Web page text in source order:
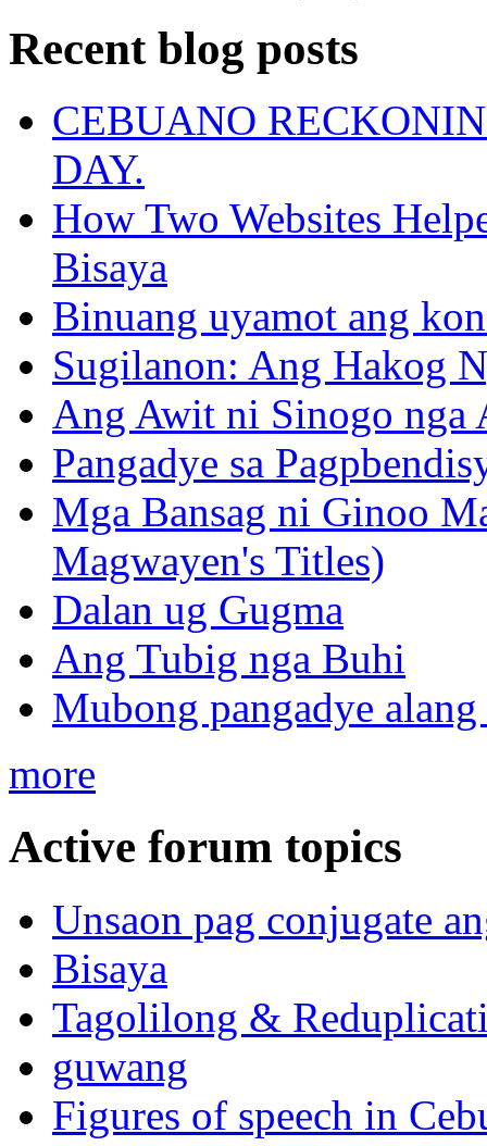
Recent blog posts
CEBUANO
DAY.
How Two Websites
Bisaya
Binuang uyamot ang
Sugilanon: Ang Hakog
Ang Awit ni Sinogo nga
Pangadye sa
Mga Bansag ni Ginoo
Magwayen's Titles)
Dalan ug Gugma
Ang Tubig nga Buhi
Mubong pangadye
more
Active forum topics
Unsaon pag conjugate
Bisaya
Tagolilong &
guwang
Figures of speech in